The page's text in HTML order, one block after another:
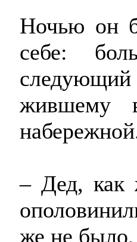
Ночью он
себе:
жившему
– Дед, как
же не